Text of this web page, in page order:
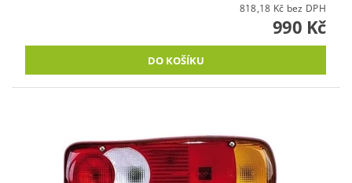
818,18 Kč bez DPH
990 Kč